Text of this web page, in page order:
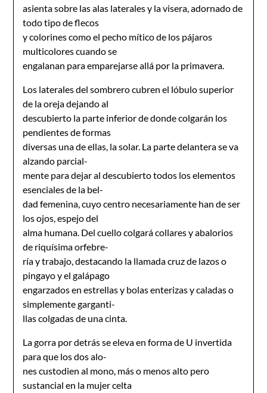
asienta sobre las alas laterales y la visera, adornado de
todo tipo de flecos
y colorines como el pecho mítico de los pájaros
multicolores cuando se
engalanan para emparejarse allá por la primavera.
Los laterales del sombrero cubren el lóbulo superior
de la oreja dejando al
descubierto la parte inferior de donde colgarán los
pendientes de formas
diversas una de ellas, la solar. La parte delantera se va
alzando parcial-
mente para dejar al descubierto todos los elementos
esenciales de la bel-
dad femenina, cuyo centro necesariamente han de ser
los ojos, espejo del
alma humana. Del cuello colgará collares y abalorios
de riquísima orfebre-
ría y trabajo, destacando la llamada cruz de lazos o
pingayo y el galápago
engarzados en estrellas y bolas enterizas y caladas o
simplemente garganti-
llas colgadas de una cinta.
La gorra por detrás se eleva en forma de U invertida
para que los dos alo-
nes custodien al mono, más o menos alto pero
sustancial en la mujer celta